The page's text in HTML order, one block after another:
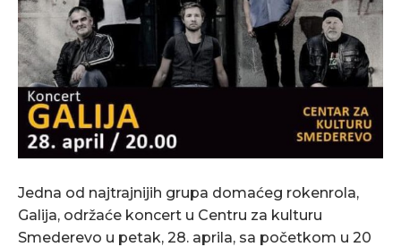
Jedna od najtrajnijih grupa domaćeg rokenrola,
Galija, održaće koncert u Centru za kulturu
Smederevo u petak, 28. aprila, sa početkom u 20